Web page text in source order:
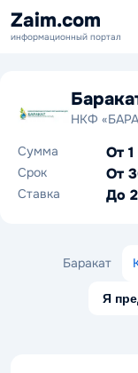
Zaim.com
информационный портал
НКФ
Сумма
От
Срок От
Ставка До
Баракат
Я